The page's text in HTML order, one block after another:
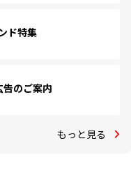
ド特集
告のご案内
もっと見る